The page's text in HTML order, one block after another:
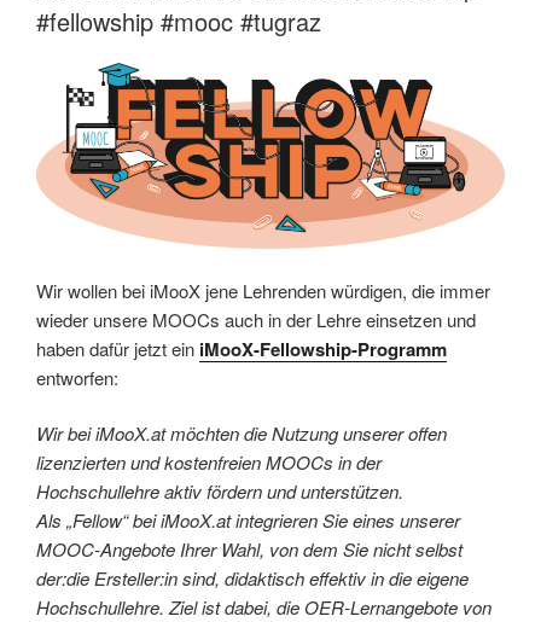
#fellowship #mooc #tugraz
Wir wollen bei iMooX jene Lehrenden würdigen, die immer
wieder unsere MOOCs auch in der Lehre einsetzen und
haben dafür jetzt ein iMooX-Fellowship-Programm
entworfen:
Wir bei iMooX.at möchten die Nutzung unserer offen
lizenzierten und kostenfreien MOOCs in der
Hochschullehre aktiv fördern und unterstützen.
Als „Fellow“ bei iMooX.at integrieren Sie eines unserer
MOOC-Angebote Ihrer Wahl, von dem Sie nicht selbst
der:die Ersteller:in sind, didaktisch effektiv in die eigene
Hochschullehre. Ziel ist dabei, die OER-Lernangebote von